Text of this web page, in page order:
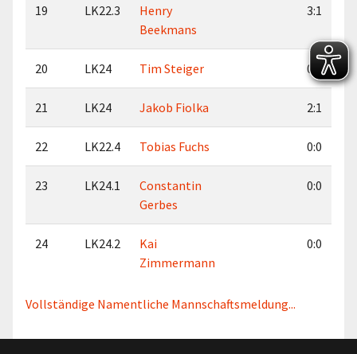
19 LK22.3
Henry
Beekmans
3:1
20 LK24 Tim Steiger 0:2
21 LK24 Jakob Fiolka 2:1
22 LK22.4 Tobias Fuchs 0:0
23 LK24.1
Constantin
Gerbes
0:0
24 LK24.2
Kai
Zimmermann
0:0
Vollständige Namentliche Mannschaftsmeldung...